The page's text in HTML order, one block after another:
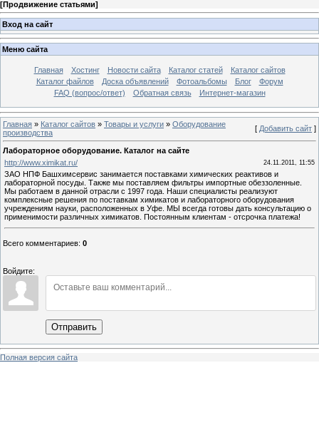
[Продвижение статьями]
Вход на сайт
Меню сайта
Главная Хостинг Новости сайта Каталог статей
Каталог сайтов
Каталог файлов
Доска объявлений Фотоальбомы Блог
Форум
FAQ (вопрос/ответ)
Обратная связь Интернет-магазин
Главная » Каталог сайтов » Товары и услуги » Оборудование
производства
[ Добавить сайт ]
Лабораторное оборудование. Каталог на сайте
http://www.ximikat.ru/
24.11.2011, 11:55
ЗАО НПФ Башхимсервис занимается поставками химических реактивов и
лабораторной посуды. Также мы поставляем фильтры импортные обеззоленные.
Мы работаем в данной отрасли с 1997 года. Наши специалисты реализуют
комплексные решения по поставкам химикатов и лабораторного оборудования
учреждениям науки, расположенных в Уфе. МЫ всегда готовы дать консультацию о
применимости различных химикатов. Постоянным клиентам - отсрочка платежа!
Всего комментариев: 0
Войдите:
Отправить
Полная версия сайта